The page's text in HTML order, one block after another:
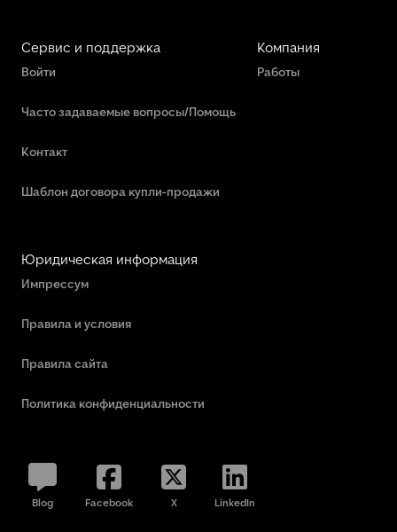
Сервис и поддержка
Войти
Часто задаваемые вопросы/Помощь
Контакт
Шаблон договора купли-продажи
Компания
Работы
Юридическая информация
Импрессум
Правила и условия
Правила сайта
Политика конфиденциальности
Blog Facebook X LinkedIn